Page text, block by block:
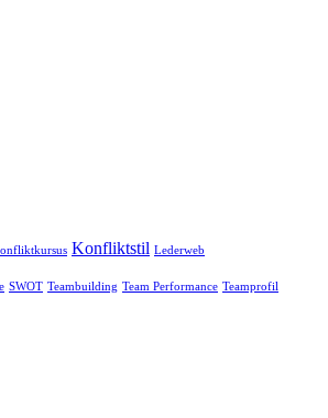
Konfliktstil Lederweb
SWOT Teambuilding Team Performance Teamprofil